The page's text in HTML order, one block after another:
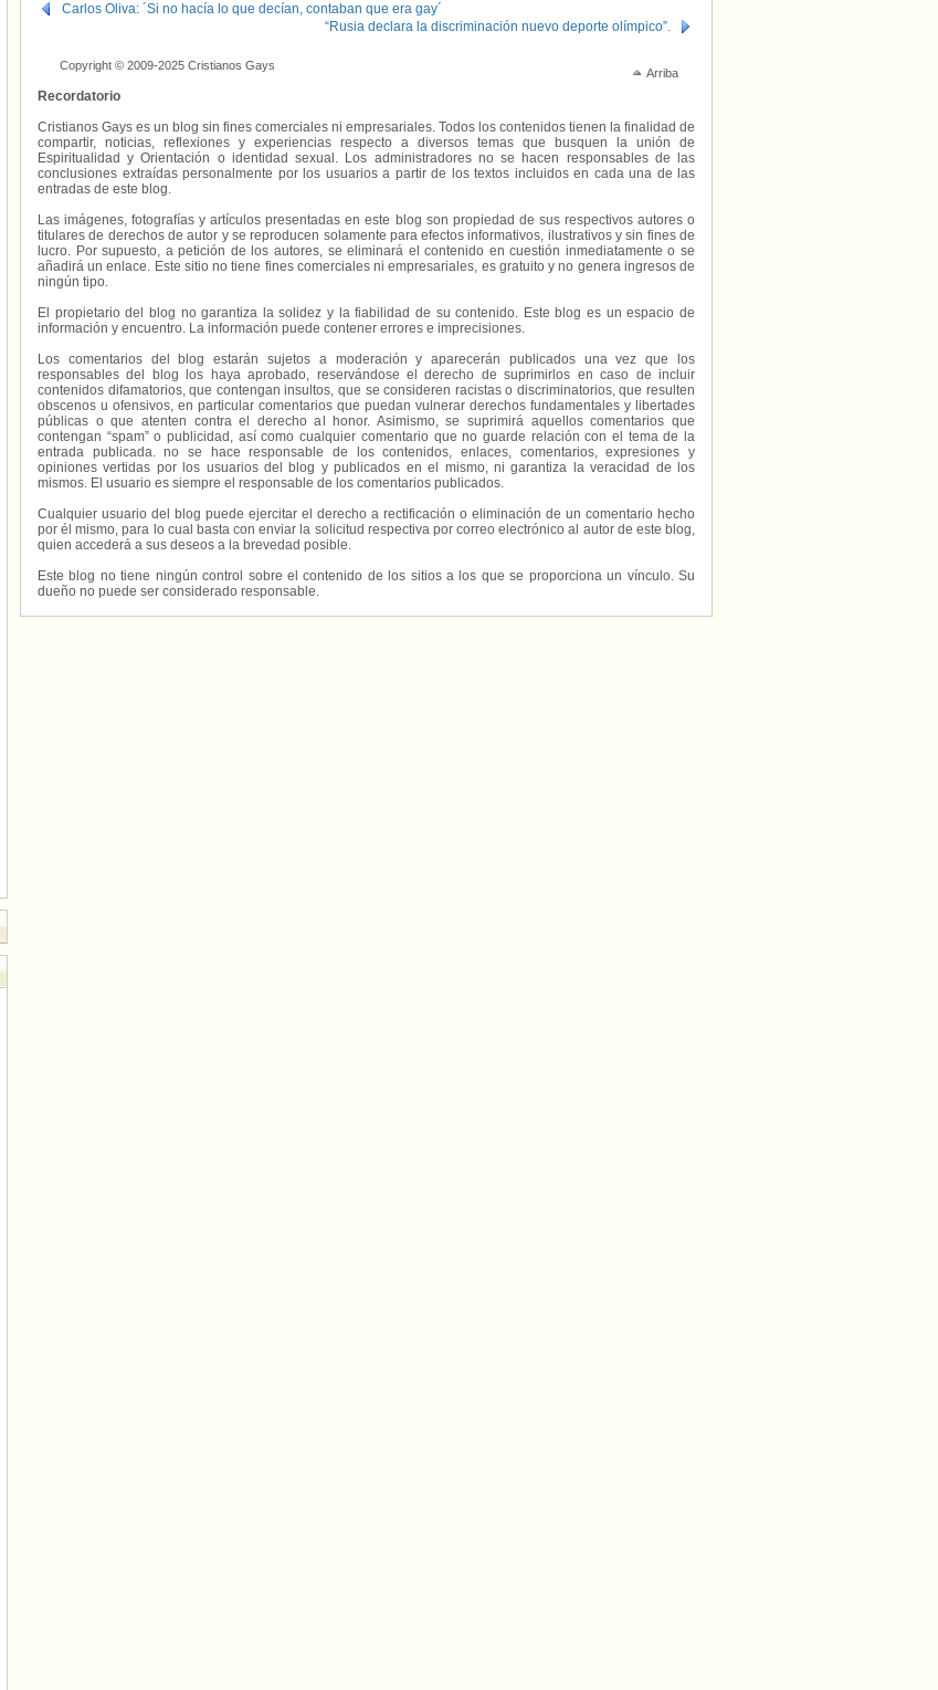
Carlos Oliva: ´Si no hacía lo que decían, contaban que era gay´
“Rusia declara la discriminación nuevo deporte olímpico”.
Arriba
Copyright © 2009-2025 Cristianos Gays
Recordatorio
Cristianos Gays es un blog sin fines comerciales ni empresariales. Todos los contenidos tienen la finalidad de
compartir, noticias, reflexiones y experiencias respecto a diversos temas que busquen la unión de
Espiritualidad y Orientación o identidad sexual. Los administradores no se hacen responsables de las
conclusiones extraídas personalmente por los usuarios a partir de los textos incluidos en cada una de las
entradas de este blog.
Las imágenes, fotografías y artículos presentadas en este blog son propiedad de sus respectivos autores o
titulares de derechos de autor y se reproducen solamente para efectos informativos, ilustrativos y sin fines de
lucro. Por supuesto, a petición de los autores, se eliminará el contenido en cuestión inmediatamente o se
añadirá un enlace. Este sitio no tiene fines comerciales ni empresariales, es gratuito y no genera ingresos de
ningún tipo.
El propietario del blog no garantiza la solidez y la fiabilidad de su contenido. Este blog es un espacio de
información y encuentro. La información puede contener errores e imprecisiones.
Los comentarios del blog estarán sujetos a moderación y aparecerán publicados una vez que los
responsables del blog los haya aprobado, reservándose el derecho de suprimirlos en caso de incluir
contenidos difamatorios, que contengan insultos, que se consideren racistas o discriminatorios, que resulten
obscenos u ofensivos, en particular comentarios que puedan vulnerar derechos fundamentales y libertades
públicas o que atenten contra el derecho al honor. Asimismo, se suprimirá aquellos comentarios que
contengan “spam” o publicidad, así como cualquier comentario que no guarde relación con el tema de la
entrada publicada. no se hace responsable de los contenidos, enlaces, comentarios, expresiones y
opiniones vertidas por los usuarios del blog y publicados en el mismo, ni garantiza la veracidad de los
mismos. El usuario es siempre el responsable de los comentarios publicados.
Cualquier usuario del blog puede ejercitar el derecho a rectificación o eliminación de un comentario hecho
por él mismo, para lo cual basta con enviar la solicitud respectiva por correo electrónico al autor de este blog,
quien accederá a sus deseos a la brevedad posible.
Este blog no tiene ningún control sobre el contenido de los sitios a los que se proporciona un vínculo. Su
dueño no puede ser considerado responsable.